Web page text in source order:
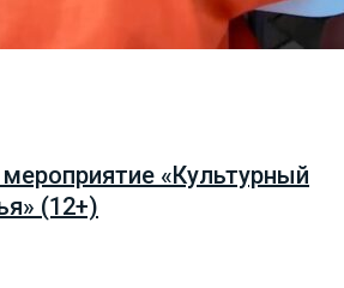
«Культурный
(12+)